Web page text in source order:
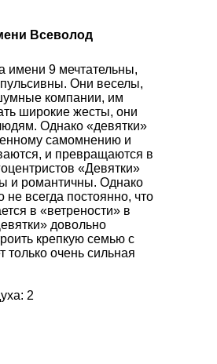
Всеволод
имени 9 мечтательны,
Они веселы,
компании, им
широкие жесты, они
Однако «девятки»
самомнению и
и превращаются в
«Девятки»
и романтичны. Однако
не всегда постоянно, что
в «ветрености» в
довольно
крепкую семью с
только очень сильная
2